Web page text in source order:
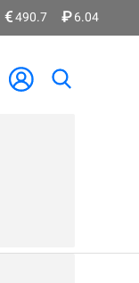
490.7 6.04